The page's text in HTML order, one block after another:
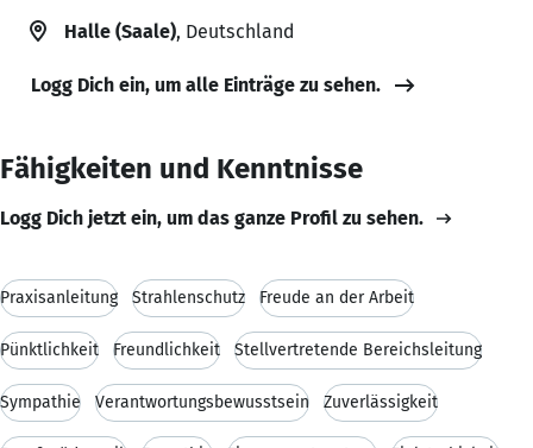
Halle (Saale), Deutschland
Logg Dich ein, um alle Einträge zu sehen.
Fähigkeiten und Kenntnisse
Logg Dich jetzt ein, um das ganze Profil zu sehen.
Praxisanleitung Strahlenschutz Freude an der Arbeit
Pünktlichkeit Freundlichkeit Stellvertretende Bereichsleitung
Sympathie Verantwortungsbewusstsein Zuverlässigkeit